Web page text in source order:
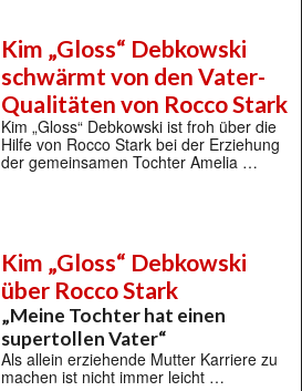
Kim „Gloss“ Debkowski
schwärmt von den Vater-
Qualitäten von Rocco Stark
Kim „Gloss“ Debkowski ist froh über die
Hilfe von Rocco Stark bei der Erziehung
der gemeinsamen Tochter Amelia …
Kim „Gloss“ Debkowski
über Rocco Stark
„Meine Tochter hat einen
supertollen Vater“
Als allein erziehende Mutter Karriere zu
machen ist nicht immer leicht …